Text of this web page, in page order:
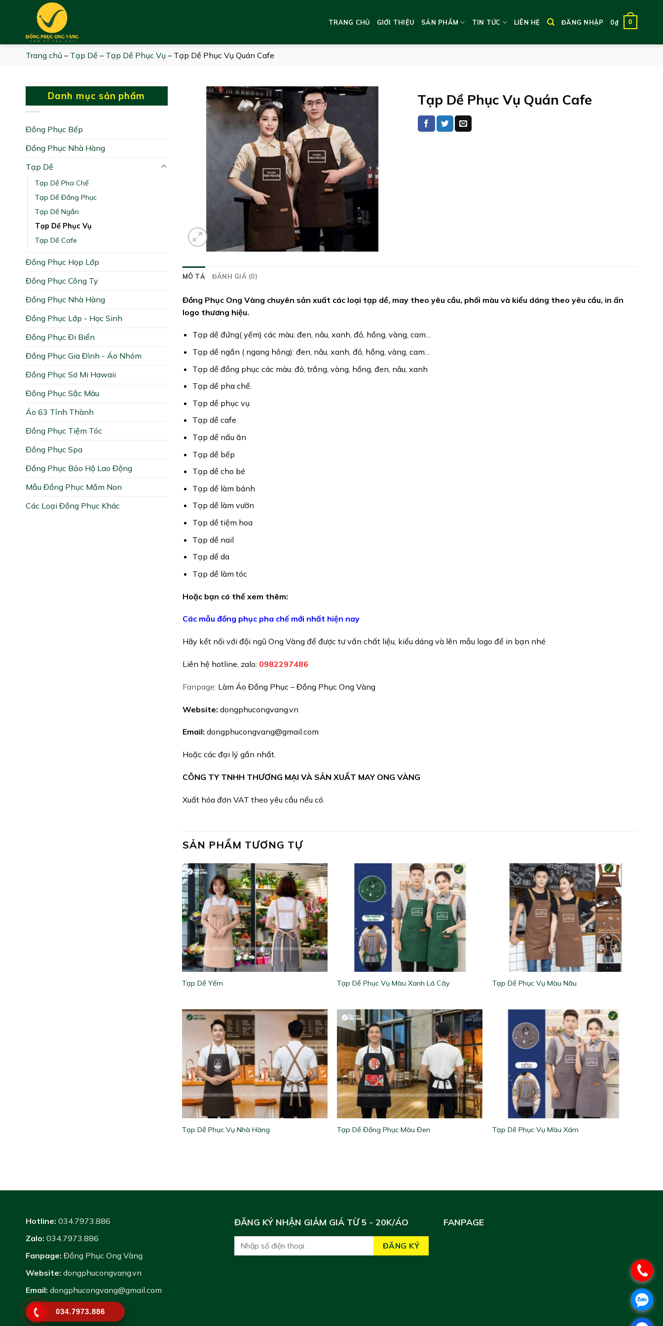
TRANG CHỦ GIỚI THIỆU SẢN PHẨM TIN TỨC LIÊN HỆ ĐĂNG NHẬP 0₫ 0
Trang chủ – Tạp Dề – Tạp Dề Phục Vụ – Tạp Dề Phục Vụ Quán Cafe
Danh mục sản phẩm
Đồng Phục Bếp
Đồng Phục Nhà Hàng
Tạp Dề
Tạp Dề Pha Chế
Tạp Dề Đồng Phục
Tạp Dề Ngắn
Tạp Dề Phục Vụ
Tạp Dề Cafe
Đồng Phục Họp Lớp
Đồng Phục Công Ty
Đồng Phục Nhà Hàng
Đồng Phục Lớp - Học Sinh
Đồng Phục Đi Biển
Đồng Phục Gia Đình - Áo Nhóm
Đồng Phục Sơ Mi Hawaii
Đồng Phục Sắc Màu
Áo 63 Tỉnh Thành
Đồng Phục Tiệm Tóc
Đồng Phục Spa
Đồng Phục Bảo Hộ Lao Động
Mẫu Đồng Phục Mầm Non
Các Loại Đồng Phục Khác
Tạp Dề Phục Vụ Quán Cafe
MÔ TẢ ĐÁNH GIÁ (0)
Đồng Phục Ong Vàng chuyên sản xuất các loại tạp dề, may theo yêu cầu, phối màu và kiểu dáng theo yêu cầu, in ấn
logo thương hiệu.
Tạp dề đứng( yếm) các màu: đen, nâu, xanh, đỏ, hồng, vàng, cam…
Tạp dề ngắn ( ngang hông): đen, nâu, xanh, đỏ, hồng, vàng, cam…
Tạp dề đồng phục các màu: đỏ, trắng, vàng, hồng, đen, nâu, xanh
Tạp dề pha chế.
Tạp dề phục vụ
Tạp dề cafe
Tạp dề nấu ăn
Tạp dề bếp
Tạp dề cho bé
Tạp dề làm bánh
Tạp dề làm vườn
Tạp dề tiệm hoa
Tạp dề nail
Tạp dề da
Tạp dề làm tóc
Hoặc bạn có thể xem thêm:
Các mẫu đồng phục pha chế mới nhất hiện nay
Hãy kết nối với đội ngũ Ong Vàng để được tư vấn chất liệu, kiểu dáng và lên mẫu logo để in bạn nhé
Liên hệ hotline, zalo: 0982297486
Fanpage: Làm Áo Đồng Phục – Đồng Phục Ong Vàng
Website: dongphucongvang.vn
Email: dongphucongvang@gmail.com
Hoặc các đại lý gần nhất.
CÔNG TY TNHH THƯƠNG MẠI VÀ SẢN XUẤT MAY ONG VÀNG
Xuất hóa đơn VAT theo yêu cầu nếu có.
SẢN PHẨM TƯƠNG TỰ
Tạp Dề Yếm Tạp Dề Phục Vụ Màu Xanh Lá Cây Tạp Dề Phục Vụ Màu Nâu
Tạp Dề Phục Vụ Nhà Hàng Tạp Dề Đồng Phục Màu Đen Tạp Dề Phục Vụ Màu Xám
Hotline: 034.7973.886
Zalo: 034.7973.886
Fanpage: Đồng Phục Ong Vàng
Website: dongphucongvang.vn
Email: dongphucongvang@gmail.com
ĐĂNG KÝ NHẬN GIẢM GIÁ TỪ 5 - 20K/ÁO FANPAGE
034.7973.886